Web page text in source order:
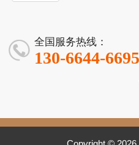
全国服务热线：
130-6644-6695